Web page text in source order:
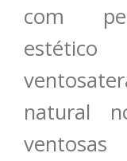
com
natural